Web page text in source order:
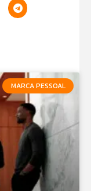
MARCA PESSOAL